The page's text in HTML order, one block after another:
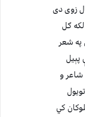
زوى دى
ګل
شعر
پېيل
شاعر و
كي